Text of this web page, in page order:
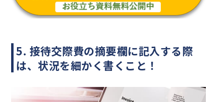
5. 接待交際費の摘要欄に記入する際
は、状況を細かく書くこと！